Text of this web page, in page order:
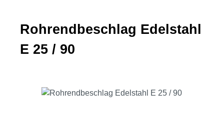
Rohrendbeschlag Edelstahl
E 25 / 90
Bildergalerie überspringen